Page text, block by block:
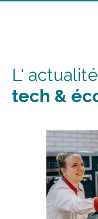
L' actualité
tech &